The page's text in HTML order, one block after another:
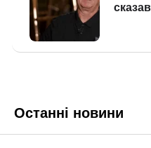
Останні новини